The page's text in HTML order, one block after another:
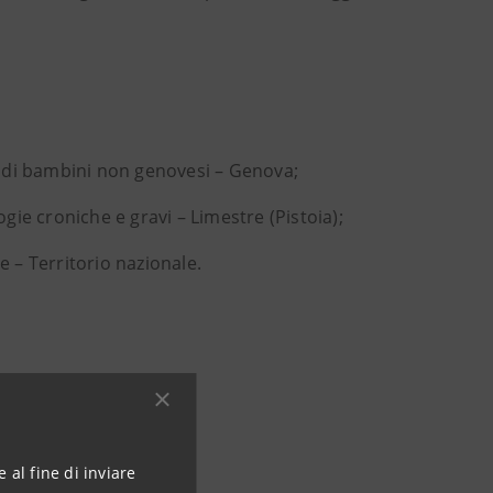
al fine di inviare
bambini non genovesi – Genova;
croniche e gravi – Limestre (Pistoia);
– Territorio nazionale.